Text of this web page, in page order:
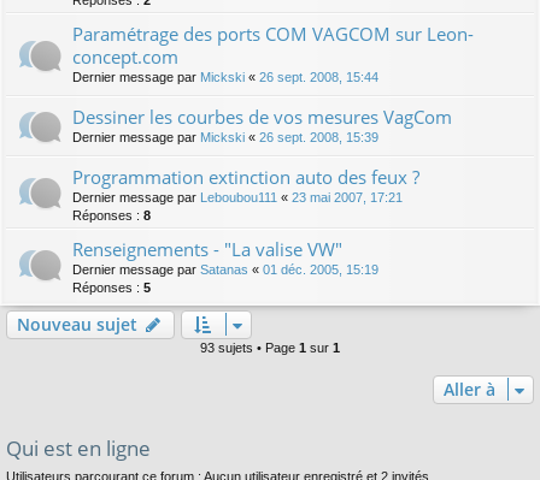
Paramétrage des ports COM VAGCOM sur Leon-
concept.com
Dernier message par Mickski « 26 sept. 2008, 15:44
Dessiner les courbes de vos mesures VagCom
Dernier message par Mickski « 26 sept. 2008, 15:39
Programmation extinction auto des feux ?
Dernier message par Leboubou111 « 23 mai 2007, 17:21
Réponses : 8
Renseignements - "La valise VW"
Dernier message par Satanas « 01 déc. 2005, 15:19
Réponses : 5
Nouveau sujet
93 sujets • Page 1 sur 1
Aller à
Qui est en ligne
Utilisateurs parcourant ce forum : Aucun utilisateur enregistré et 2 invités